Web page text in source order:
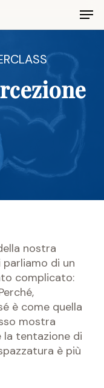
nostra
di un
complicato:
è come quella
mostra
la tentazione di
è più